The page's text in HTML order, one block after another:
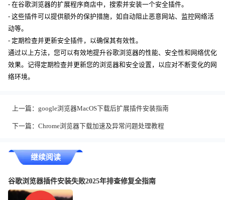
- 在谷歌浏览器的扩展程序商店中，搜索并安装一个安全插件。
- 这些插件可以提供额外的保护措施，如自动阻止恶意网站、监控网络活
动等。
- 定期检查并更新安全插件，以确保其有效性。
通过以上方法，您可以有效地提升谷歌浏览器的性能、安全性和网络优化
效果。记得定期检查并更新您的浏览器和安全设置，以应对不断变化的网
络环境。
上一篇： google浏览器MacOS下载后扩展插件安装指南
下一篇： Chrome浏览器下载加速及异常问题处理教程
继续阅读
谷歌浏览器插件安装失败2025年排查修复全指南